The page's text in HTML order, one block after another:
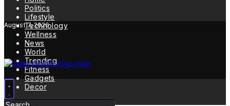
Politics
Lifestyle
Technology
Wellness
News
World
Trending
Fitness
Gadgets
Decor
August 7, 2026